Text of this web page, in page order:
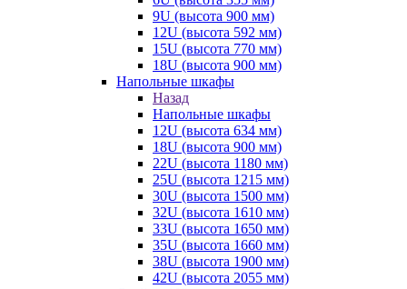
9U (высота 900 мм)
12U (высота 592 мм)
15U (высота 770 мм)
18U (высота 900 мм)
Напольные шкафы
Назад
Напольные шкафы
12U (высота 634 мм)
18U (высота 900 мм)
22U (высота 1180 мм)
25U (высота 1215 мм)
30U (высота 1500 мм)
32U (высота 1610 мм)
33U (высота 1650 мм)
35U (высота 1660 мм)
38U (высота 1900 мм)
42U (высота 2055 мм)